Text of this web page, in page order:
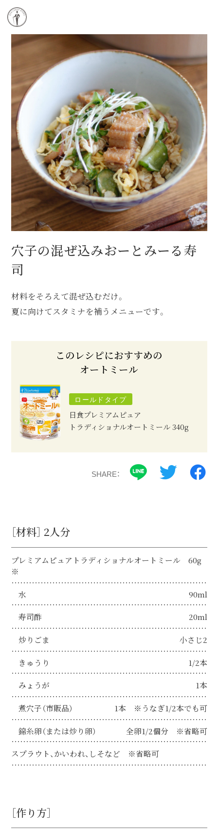
穴子の混ぜ込みおーとみーる寿
司
材料をそろえて混ぜ込むだけ。
夏に向けてスタミナを補うメニューです。
このレシピにおすすめの
オートミール
ロールドタイプ
日食プレミアムピュア
トラディショナルオートミール340g
SHARE：
［材料］ 2人分
プレミアムピュアトラディショナルオートミール 60g
※
水 90ml
寿司酢 20ml
炒りごま 小さじ2
きゅうり 1/2本
みょうが 1本
煮穴子（市販品） 1本 ※うなぎ1/2本でも可
錦糸卵（または炒り卵） 全卵1/2個分 ※省略可
スプラウト、かいわれ、しそなど ※省略可
［作り方］